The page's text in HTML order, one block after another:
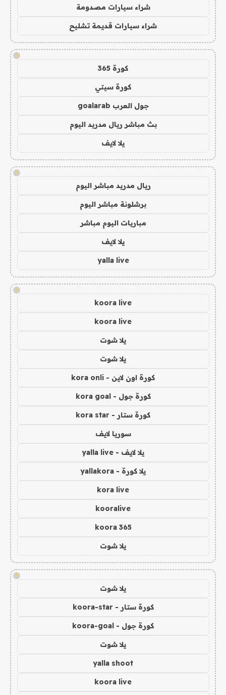
شراء سيارات مصدومة
شراء سيارات قديمة تشليح
!
كورة 365
كورة سيتي
جول العرب goalarab
بث مباشر ريال مدريد اليوم
يلا لايف
!
ريال مدريد مباشر اليوم
برشلونة مباشر اليوم
مباريات اليوم مباشر
يلا لايف
yalla live
!
koora live
koora live
يلا شوت
يلا شوت
كورة اون لاين - kora onli
كورة جول - kora goal
كورة ستار - kora star
سوريا لايف
يلا لايف - yalla live
يلا كورة - yallakora
kora live
kooralive
koora 365
يلا شوت
!
يلا شوت
كورة ستار - koora-star
كورة جول - koora-goal
يلا شوت
yalla shoot
koora live